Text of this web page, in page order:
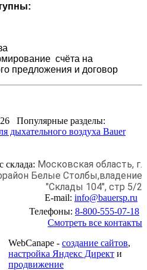
счёта на
предложения и договор
Популярные разделы:
дыхательного воздуха Bauer
склада: Московская область, г.
Белые Столбы,владение
"Склады 104", стр 5/2
E-mail: info@bauersp.ru
Телефоны: 8-800-555-07-18
Смотреть все контакты
WebCanape - создание сайтов,
настройка Яндекс Директ и
продвижение